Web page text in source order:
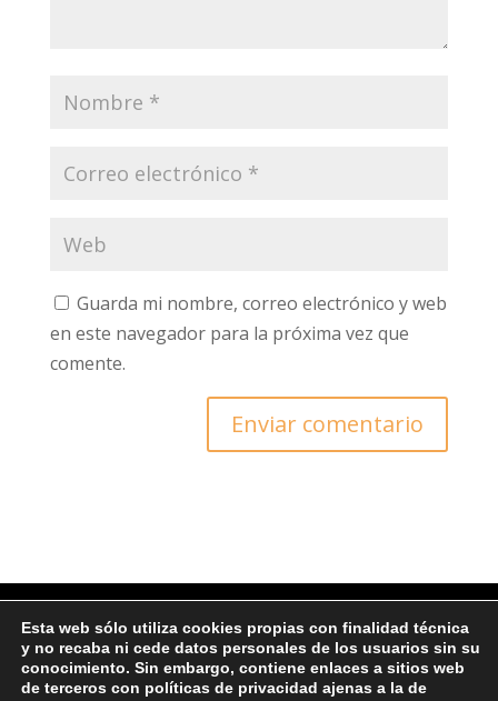
Guarda mi nombre, correo electrónico y web
en este navegador para la próxima vez que
comente.
© Copyright 2022 CFM
Esta web sólo utiliza cookies propias con finalidad técnica
y no recaba ni cede datos personales de los usuarios sin su
conocimiento. Sin embargo, contiene enlaces a sitios web
de terceros con políticas de privacidad ajenas a la de